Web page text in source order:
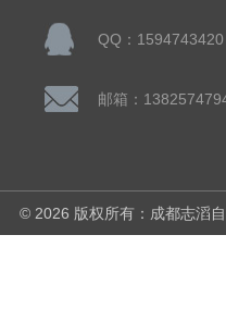
QQ：1594743420
© 2026 版权所有：成都志滔